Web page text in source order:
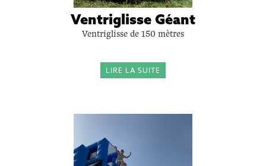
Ventriglisse Géant
Ventriglisse de 150 mètres
LIRE LA SUITE